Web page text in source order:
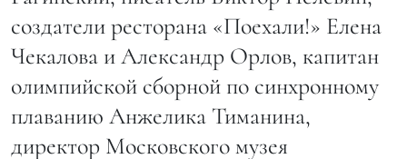
создатели ресторана «Поехали!» Елена
Чекалова​ и Александр Орлов, капитан
олимпийской сборной по синхронному
плаванию Анжелика Тиманина,
директор Московского музея